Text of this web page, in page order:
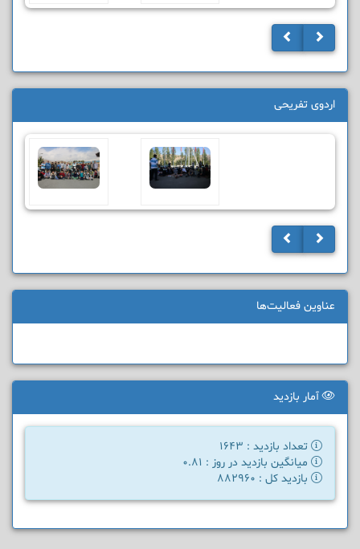
اردوی تفریحی
عناوین فعالیت‌ها
آمار بازدید
تعداد بازدید : 1643
میانگین بازدید در روز : 0.81
بازدید کل : 882960